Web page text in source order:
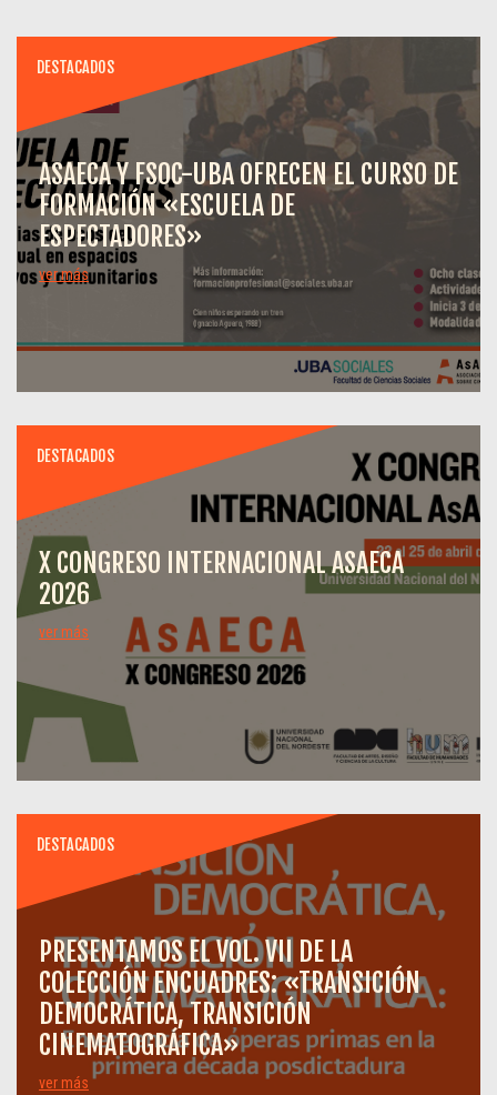
DESTACADOS
ASAECA Y FSOC-UBA OFRECEN EL CURSO DE
FORMACIÓN «ESCUELA DE
ESPECTADORES»
ver más
DESTACADOS
X CONGRESO INTERNACIONAL ASAECA
2026
ver más
DESTACADOS
PRESENTAMOS EL VOL. VII DE LA
COLECCIÓN ENCUADRES: «TRANSICIÓN
DEMOCRÁTICA, TRANSICIÓN
CINEMATOGRÁFICA»
ver más